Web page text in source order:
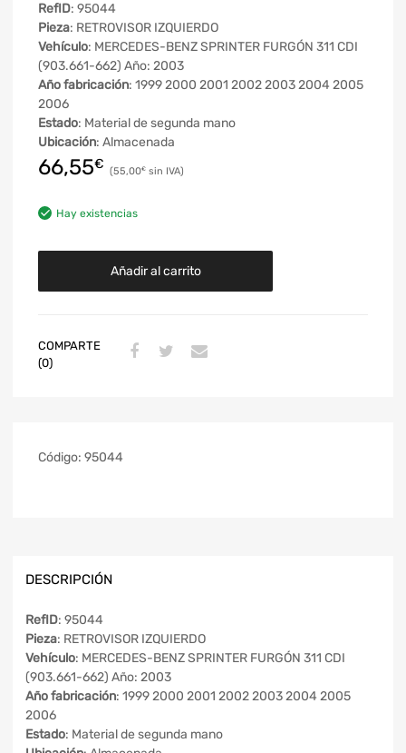
RefID: 95044
Pieza: RETROVISOR IZQUIERDO
Vehículo: MERCEDES-BENZ SPRINTER FURGÓN 311 CDI
(903.661-662) Año: 2003
Año fabricación: 1999 2000 2001 2002 2003 2004 2005
2006
Estado: Material de segunda mano
Ubicación: Almacenada
66,55€ 55,00€
Hay existencias
Añadir al carrito
COMPARTE
(0)
Código: 95044
DESCRIPCIÓN
RefID: 95044
Pieza: RETROVISOR IZQUIERDO
Vehículo: MERCEDES-BENZ SPRINTER FURGÓN 311 CDI
(903.661-662) Año: 2003
Año fabricación: 1999 2000 2001 2002 2003 2004 2005
2006
Estado: Material de segunda mano